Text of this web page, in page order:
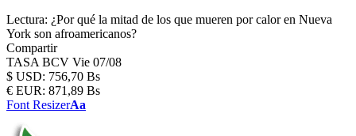
Lectura: ¿Por qué la mitad de los que mueren por calor en Nueva
York son afroamericanos?
Compartir
TASA BCV Vie 07/08
$ USD: 756,70 Bs
€ EUR: 871,89 Bs
Font ResizerAa